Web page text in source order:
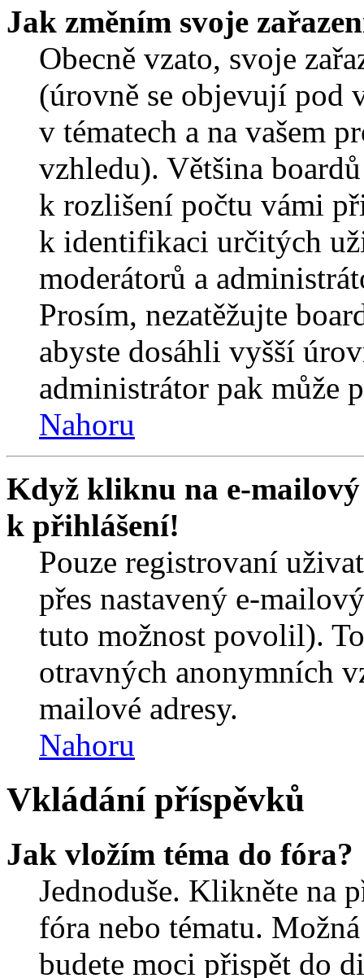
Jak změním svoje
Obecně vzato, svoje
(úrovně se objevují pod
v tématech a na vašem
vzhledu). Většina
k rozlišení počtu vámi
k identifikaci určitých
moderátorů a
Prosím, nezatěžujte
abyste dosáhli vyšší
administrátor pak může
Nahoru
Když kliknu na e-
k přihlášení!
Pouze registrovaní
přes nastavený e-
tuto možnost povolil).
otravných anonymních
mailové adresy.
Nahoru
Vkládání příspěvků
Jak vložím téma do fóra?
Jednoduše. Klikněte na
fóra nebo tématu.
budete moci přispět do